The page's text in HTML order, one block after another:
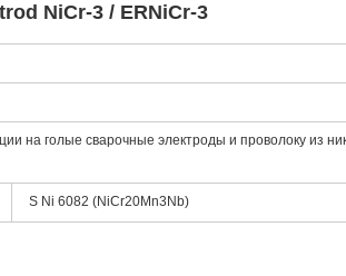
NiCr-3 / ERNiCr-3
на голые сварочные электроды и проволоку из
S Ni 6082 (NiCr20Mn3Nb)